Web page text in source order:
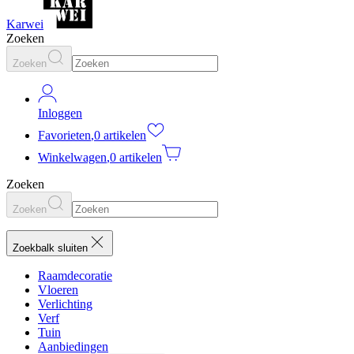
Karwei
Zoeken
Zoeken
Inloggen
Favorieten,0 artikelen
Winkelwagen,0 artikelen
Zoeken
Zoeken
Zoekbalk sluiten
Raamdecoratie
Vloeren
Verlichting
Verf
Tuin
Aanbiedingen